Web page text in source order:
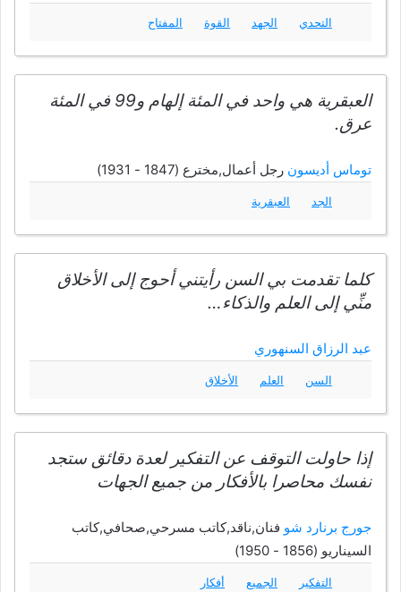
التحدي الجهد القوة المفتاح
العبقرية هي واحد في المئة إلهام و99 في المئة
عرق.
توماس أديسون رجل أعمال,مخترع (1847 - 1931)
الجد العبقرية
كلما تقدمت بي السن رأيتني أحوج إلى الأخلاق
منِّي إلى العلم والذكاء…
عبد الرزاق السنهوري
السن العلم الأخلاق
إذا حاولت التوقف عن التفكير لعدة دقائق ستجد
نفسك محاصرا بالأفكار من جميع الجهات
جورج برنارد شو فنان,ناقد,كاتب مسرحي,صحافي,كاتب
السيناريو (1856 - 1950)
التفكير الجميع أفكار